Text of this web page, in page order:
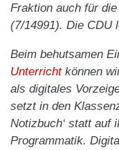
Fraktion auch für
(7/14991). Die CDU
Beim behutsamen
Unterrichtkönnen
als digitales
setzt in den
Notizbuch‘ statt auf
Programmatik.